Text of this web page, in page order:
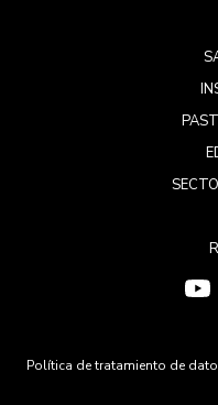
Política de tratamiento de